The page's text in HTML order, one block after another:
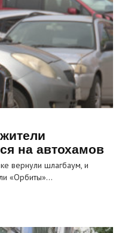
на автохамов
вернули шлагбаум, и
«Орбиты»…